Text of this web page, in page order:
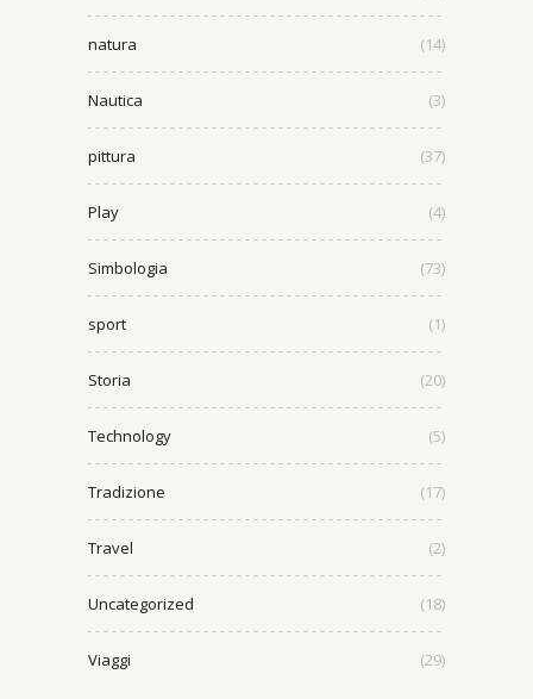
natura (14)
Nautica (3)
pittura (37)
Play (4)
Simbologia (73)
sport (1)
Storia (20)
Technology (5)
Tradizione (17)
Travel (2)
Uncategorized (18)
Viaggi (29)